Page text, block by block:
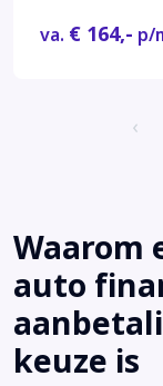
va. € 164,- p/
‹
Waarom
auto
keuze is